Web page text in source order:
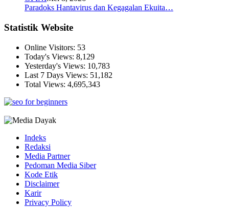
Paradoks Hantavirus dan Kegagalan Ekuita…
Statistik Website
Online Visitors: 53
Today's Views: 8,129
Yesterday's Views: 10,783
Last 7 Days Views: 51,182
Total Views: 4,695,343
Indeks
Redaksi
Media Partner
Pedoman Media Siber
Kode Etik
Disclaimer
Karir
Privacy Policy